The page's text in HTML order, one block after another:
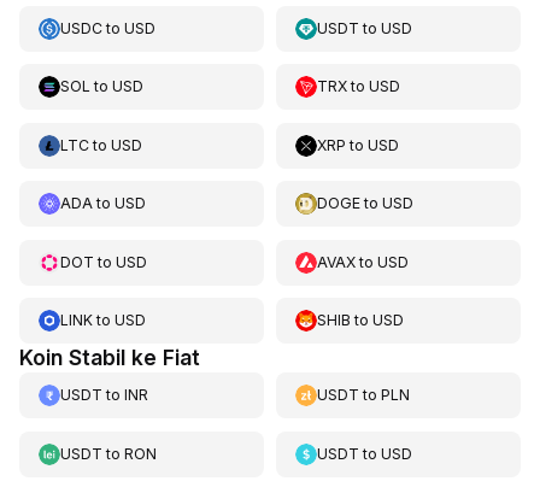
USDCto USD USDT toUSD
SOL to USD TRXtoUSD
LTCto USD XRP toUSD
ADAto USD DOGEtoUSD
DOT to USD AVAXtoUSD
LINKto USD SHIB toUSD
Koin Stabil ke Fiat
USDT to INR USDT toPLN
USDT to RON USDT toUSD